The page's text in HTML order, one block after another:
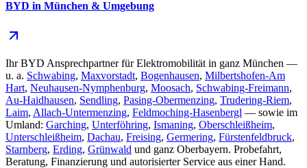
BYD in München & Umgebung
Ihr BYD Ansprechpartner für Elektromobilität in ganz München —
u. a. Schwabing, Maxvorstadt, Bogenhausen, Milbertshofen-Am
Hart, Neuhausen-Nymphenburg, Moosach, Schwabing-Freimann,
Au-Haidhausen, Sendling, Pasing-Obermenzing, Trudering-Riem,
Laim, Allach-Untermenzing, Feldmoching-Hasenbergl — sowie im
Umland: Garching, Unterföhring, Ismaning, Oberschleißheim,
Unterschleißheim, Dachau, Freising, Germering, Fürstenfeldbruck,
Starnberg, Erding, Grünwald und ganz Oberbayern. Probefahrt,
Beratung, Finanzierung und autorisierter Service aus einer Hand.